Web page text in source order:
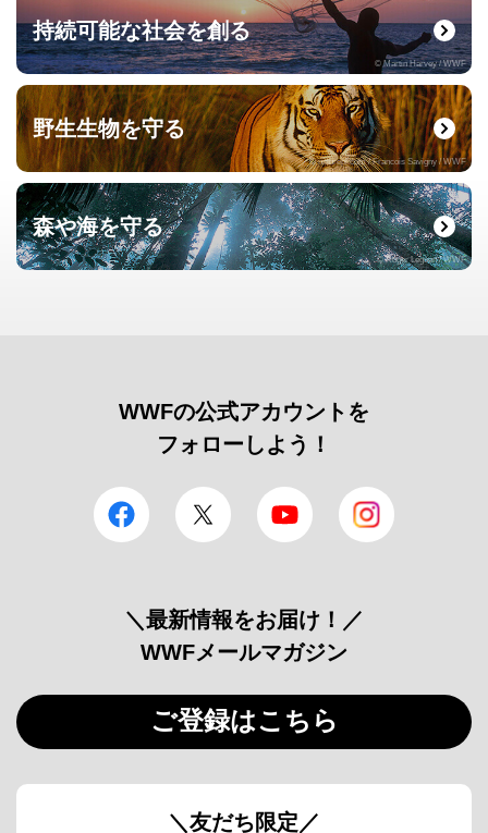
持続可能な社会を創る
© Martin Harvey / WWF
野生生物を守る
© naturepl.com / Francois Savigny / WWF
森や海を守る
© Roger Leguen / WWF
WWFの公式アカウントを
フォローしよう！
facebook Twitter YouTube
＼最新情報をお届け！／
WWFメールマガジン
ご登録はこちら
＼友だち限定／